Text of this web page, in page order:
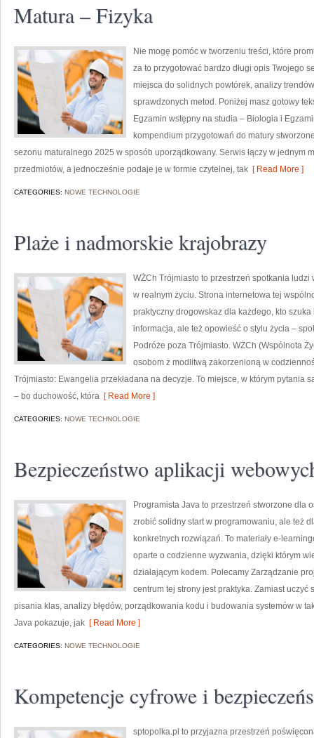
Matura – Fizyka
Nie mogę pomóc w tworzeniu treści, które
za to przygotować bardzo długi opis Twojego
miejsca do solidnych powtórek, analizy
sprawdzonych metod. Poniżej masz gotowy
Egzamin wstępny na studia – Biologia i
kompendium przygotowań do matury
sezonu maturalnego 2025 w sposób uporządkowany. Serwis łączy w jednym
przedmiotów, a jednocześnie podaje je w formie czytelnej, tak [ Read More ]
CATEGORIES: NOWE TECHNOLOGIE
Plaże i nadmorskie krajobrazy
WŻCh Trójmiasto to przestrzeń spotkania
w realnym życiu. Strona internetowa tej
praktyczny drogowskaz dla każdego, kto
informacja, ale też opowieść o stylu życia –
Podróże poza Trójmiasto. WŻCh (Wspólnota
osobom z modlitwą zakorzenioną w
Trójmiasto: Ewangelia przekładana na decyzje. To miejsce, w którym pytania
– bo duchowość, która [ Read More ]
CATEGORIES: NOWE TECHNOLOGIE
Bezpieczeństwo aplikacji
Programista Java to przestrzeń stworzone dla
zrobić solidny start w programowaniu, ale też
konkretnych rozwiązań. To materiały e-
oparte o codzienne wyzwania, dzięki którym
działającym kodem. Polecamy Zarządzanie
centrum tej strony jest praktyka. Zamiast
pisania klas, analizy błędów, porządkowania kodu i budowania systemów w
Java pokazuje, jak [ Read More ]
CATEGORIES: NOWE TECHNOLOGIE
Kompetencje cyfrowe i
sptopolka.pl to przyjazna przestrzeń